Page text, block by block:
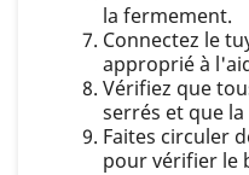
la fermement.
Connectez le
approprié à
Vérifiez que
serrés et que
Faites circuler
pour vérifier le